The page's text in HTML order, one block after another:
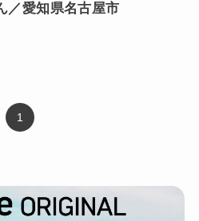
／愛知県名古屋市
1